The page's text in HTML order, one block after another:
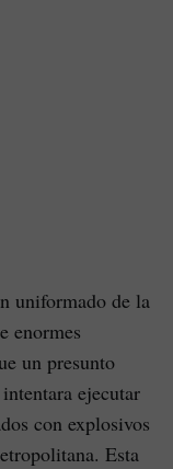
uniformado de la
enormes
un presunto
ejecutar
con explosivos
Esta